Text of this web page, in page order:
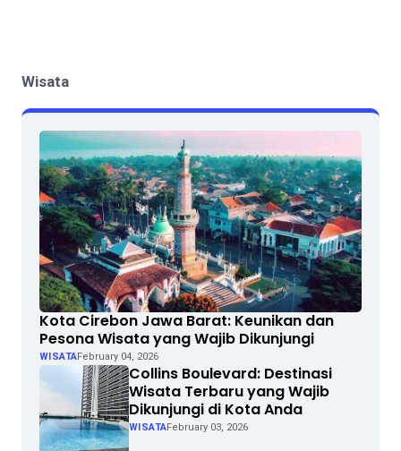
Wisata
Kota Cirebon Jawa Barat: Keunikan dan
Pesona Wisata yang Wajib Dikunjungi
WISATAFebruary 04, 2026
Collins Boulevard: Destinasi
Wisata Terbaru yang Wajib
Dikunjungi di Kota Anda
WISATAFebruary 03, 2026